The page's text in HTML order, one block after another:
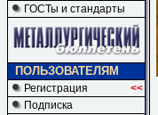
ГОСТы и стандарты
ПОЛЬЗОВАТЕЛЯМ
Регистрация
<<
Подписка